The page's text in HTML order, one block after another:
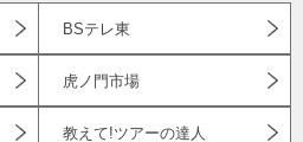
BSテレ東
虎ノ門市場
教えて!ツアーの達人